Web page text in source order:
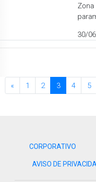
30/
« 1 2 3 4 5
CORPORATIVO
AVISO DE